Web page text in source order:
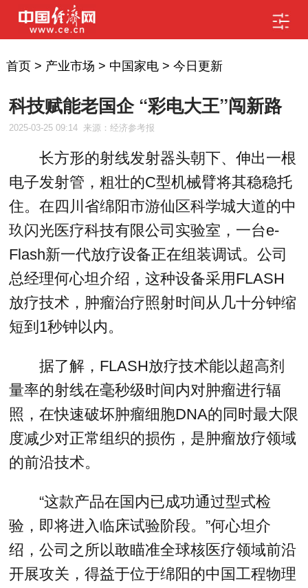
首页> 产业市场 > 中国家电> 今日更新
科技赋能老国企 “彩电大王”闯新路
2025-03-25 09:14 来源：经济参考报
长方形的射线发射器头朝下、伸出一根
电子发射管，粗壮的C型机械臂将其稳稳托
住。在四川省绵阳市游仙区科学城大道的中
玖闪光医疗科技有限公司实验室，一台e-
Flash新一代放疗设备正在组装调试。公司
总经理何心坦介绍，这种设备采用FLASH
放疗技术，肿瘤治疗照射时间从几十分钟缩
短到1秒钟以内。
据了解，FLASH放疗技术能以超高剂
量率的射线在毫秒级时间内对肿瘤进行辐
照，在快速破坏肿瘤细胞DNA的同时最大限
度减少对正常组织的损伤，是肿瘤放疗领域
的前沿技术。
“这款产品在国内已成功通过型式检
验，即将进入临床试验阶段。”何心坦介
绍，公司之所以敢瞄准全球核医疗领域前沿
开展攻关，得益于位于绵阳的中国工程物理